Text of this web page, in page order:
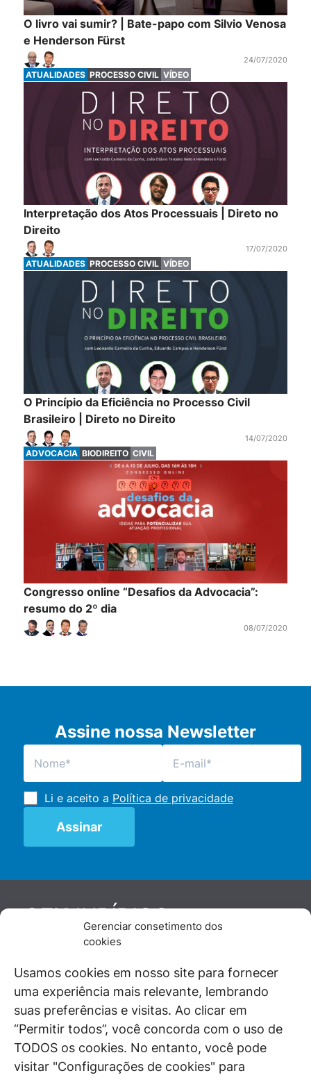
Gerenciar consetimento dos
cookies
Usamos cookies em nosso site para fornecer
uma experiência mais relevante, lembrando
suas preferências e visitas. Ao clicar em
“Permitir todos”, você concorda com o uso de
TODOS os cookies. No entanto, você pode
visitar "Configurações de cookies" para
O livro vai sumir? | Bate-papo com Silvio Venosa
e Henderson Fürst
24/07/2020
ATUALIDADES PROCESSO CIVIL VÍDEO
Interpretação dos Atos Processuais | Direto no
Direito
17/07/2020
ATUALIDADES PROCESSO CIVIL VÍDEO
O Princípio da Eficiência no Processo Civil
Brasileiro | Direto no Direito
14/07/2020
ADVOCACIA BIODIREITO CIVIL
Congresso online “Desafios da Advocacia”:
resumo do 2º dia
08/07/2020
Assine nossa Newsletter
Li e aceito a Política de privacidade
GENJURÍDICO
De maneira independente, os autores e
juristas e doutrinadores nacionais, se posicionam
diante de questões relevantes do cotidiano e
universo jurídico.